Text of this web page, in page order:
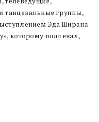
танцевальные группы,
Эда Ширана
которому подпевал,